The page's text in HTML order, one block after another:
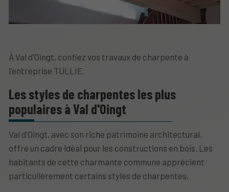
À Val d'Oingt, confiez vos travaux de charpente à
l'entreprise TULLIE.
Les styles de charpentes les plus
populaires à Val d'Oingt
Val d'Oingt, avec son riche patrimoine architectural,
offre un cadre idéal pour les constructions en bois. Les
habitants de cette charmante commune apprécient
particulièrement certains styles de charpentes.